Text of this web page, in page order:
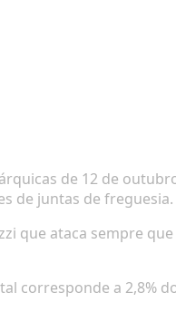
de 12 de
de juntas de freguesia.
que ataca sempre
corresponde a 2,8%